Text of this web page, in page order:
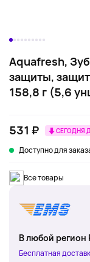
Aquafresh,
защиты,
158,8 г (5,6
531 ₽ СЕГОДНЯ
Доступно для
Все товары
В любой регион
Бесплатная